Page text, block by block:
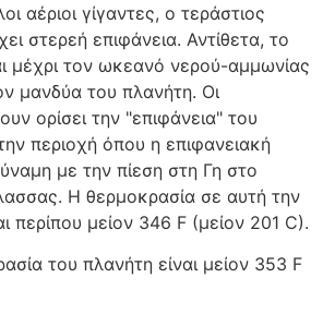
αέριοι γίγαντες, ο τεράστιος
στερεή επιφάνεια. Αντίθετα, το
μέχρι τον ωκεανό νερού-αμμωνίας
μανδύα του πλανήτη. Οι
ορίσει την "επιφάνεια" του
περιοχή όπου η επιφανειακή
με την πίεση στη Γη στο
Η θερμοκρασία σε αυτή την
περίπου μείον 346 F (μείον 201 C).
του πλανήτη είναι μείον 353 F